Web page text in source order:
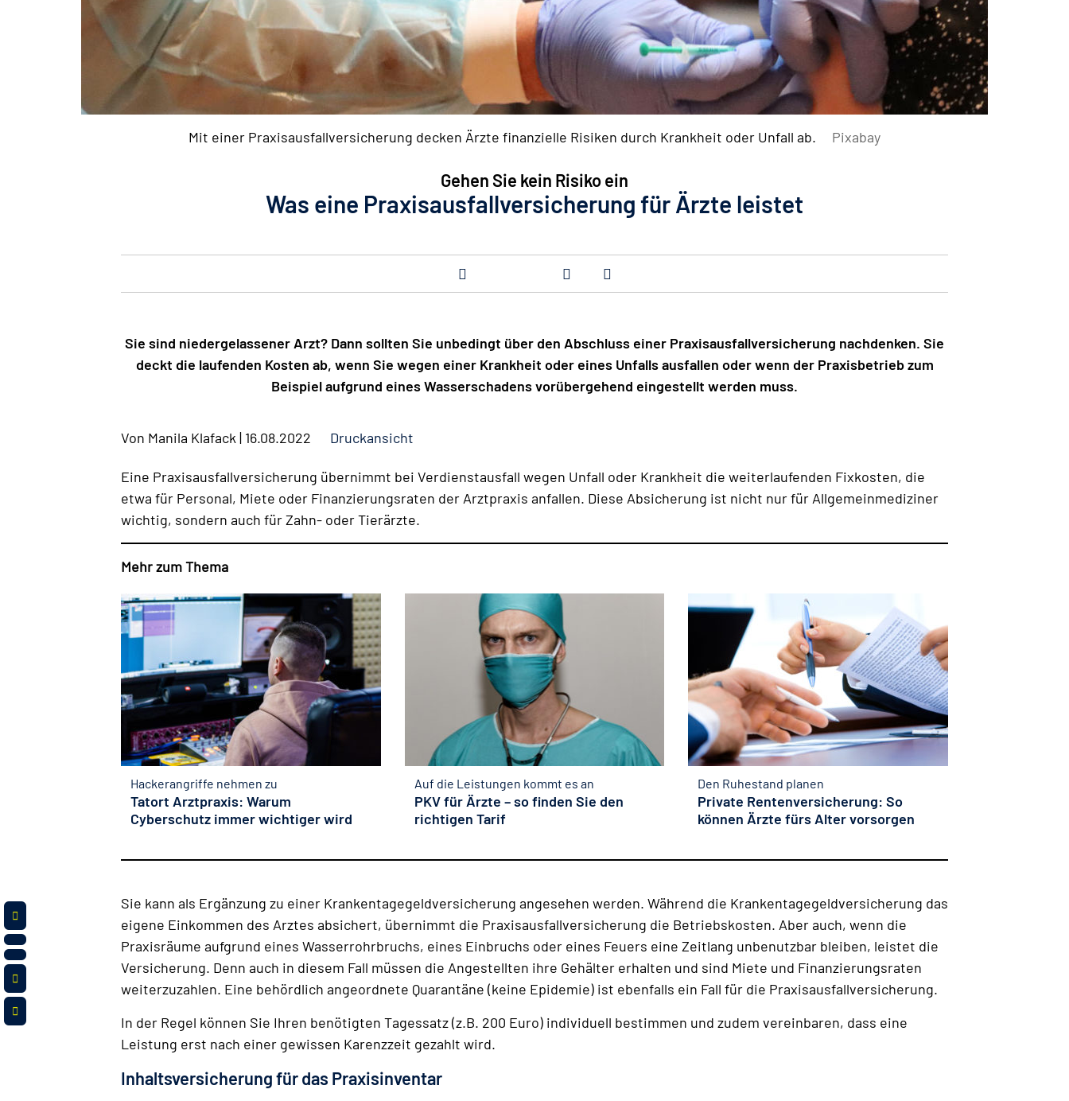
Mit einer Praxisausfallversicherung decken Ärzte finanzielle Risiken durch Krankheit oder Unfall ab. Pixabay
Gehen Sie kein Risiko ein
Was eine Praxisausfallversicherung für Ärzte leistet
Sie sind niedergelassener Arzt? Dann sollten Sie unbedingt über den Abschluss einer Praxisausfallversicherung nachdenken. Sie
deckt die laufenden Kosten ab, wenn Sie wegen einer Krankheit oder eines Unfalls ausfallen oder wenn der Praxisbetrieb zum
Beispiel aufgrund eines Wasserschadens vorübergehend eingestellt werden muss.
Von Manila Klafack | 16.08.2022 Druckansicht
Eine Praxisausfallversicherung übernimmt bei Verdienstausfall wegen Unfall oder Krankheit die weiterlaufenden Fixkosten, die
etwa für Personal, Miete oder Finanzierungsraten der Arztpraxis anfallen. Diese Absicherung ist nicht nur für Allgemeinmediziner
wichtig, sondern auch für Zahn- oder Tierärzte.
Mehr zum Thema
Hackerangriffe nehmen zu
Tatort Arztpraxis: Warum
Cyberschutz immer wichtiger wird
Auf die Leistungen kommt es an
PKV für Ärzte – so finden Sie den
richtigen Tarif
Den Ruhestand planen
Private Rentenversicherung: So
können Ärzte fürs Alter vorsorgen
Sie kann als Ergänzung zu einer Krankentagegeldversicherung angesehen werden. Während die Krankentagegeldversicherung das
eigene Einkommen des Arztes absichert, übernimmt die Praxisausfallversicherung die Betriebskosten. Aber auch, wenn die
Praxisräume aufgrund eines Wasserrohrbruchs, eines Einbruchs oder eines Feuers eine Zeitlang unbenutzbar bleiben, leistet die
Versicherung. Denn auch in diesem Fall müssen die Angestellten ihre Gehälter erhalten und sind Miete und Finanzierungsraten
weiterzuzahlen. Eine behördlich angeordnete Quarantäne (keine Epidemie) ist ebenfalls ein Fall für die Praxisausfallversicherung.
In der Regel können Sie Ihren benötigten Tagessatz (z.B. 200 Euro) individuell bestimmen und zudem vereinbaren, dass eine
Leistung erst nach einer gewissen Karenzzeit gezahlt wird.
Inhaltsversicherung für das Praxisinventar